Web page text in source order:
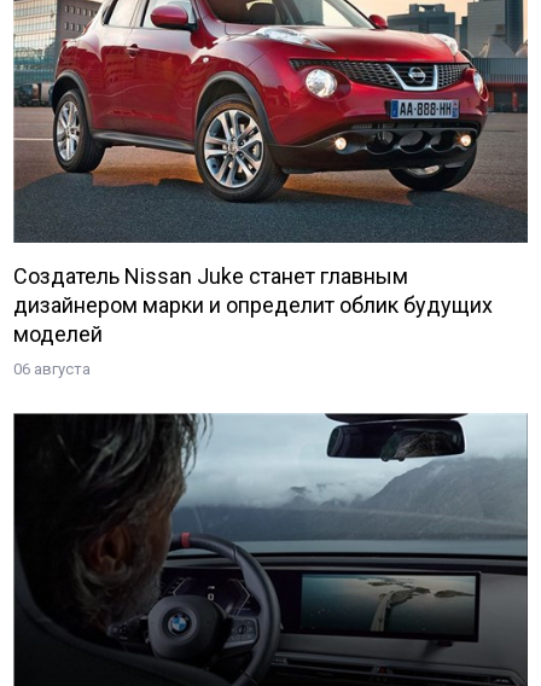
Создатель Nissan Juke станет главным
дизайнером марки и определит облик будущих
моделей
06 августа